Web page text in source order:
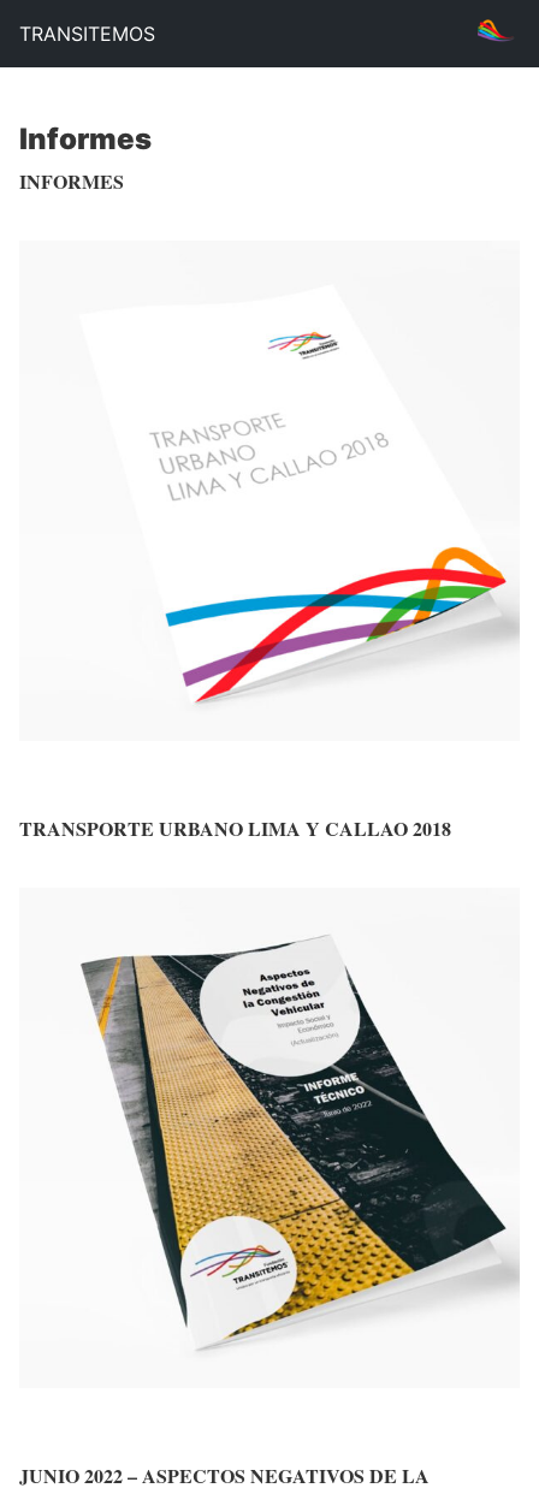
TRANSITEMOS
Informes
INFORMES
TRANSPORTE URBANO LIMA Y CALLAO 2018
JUNIO 2022 – ASPECTOS NEGATIVOS DE LA